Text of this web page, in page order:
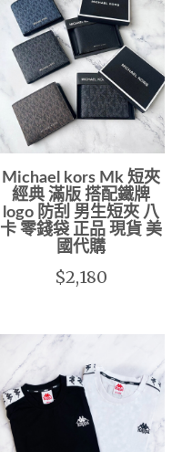
Michael kors Mk 短夾
經典 滿版 搭配鐵牌
logo 防刮 男生短夾 八
卡 零錢袋 正品 現貨 美
國代購
$2,180